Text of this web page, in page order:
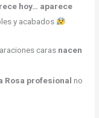
hoy… aparece
y acabados
caras nacen
Rosa profesional no